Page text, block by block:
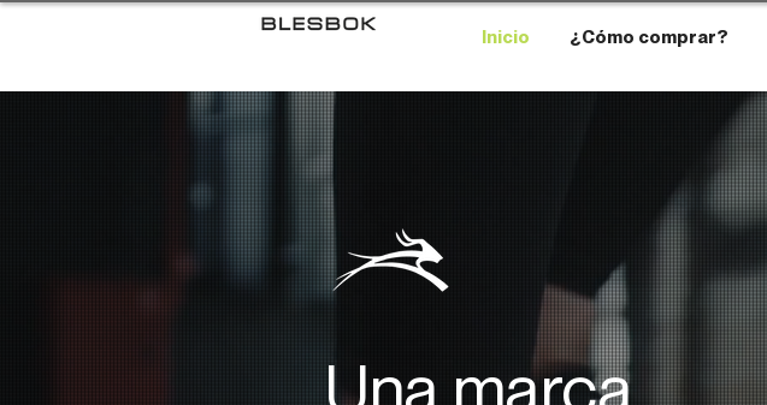
Inicio ¿Cómo comprar?
Una marca